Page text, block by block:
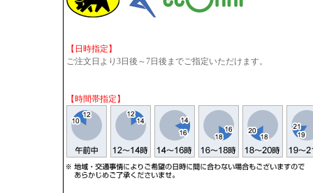
【日時指定】
ご注文日より3日後～7日後までご指定いただけます。
【時間帯指定】